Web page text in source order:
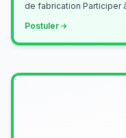
de fabrication Participer
Postuler